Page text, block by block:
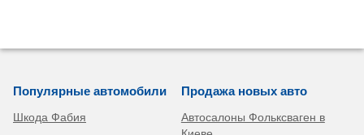
Популярные автомобили
Шкода Фабия
Продажа новых авто
Автосалоны Фольксваген в